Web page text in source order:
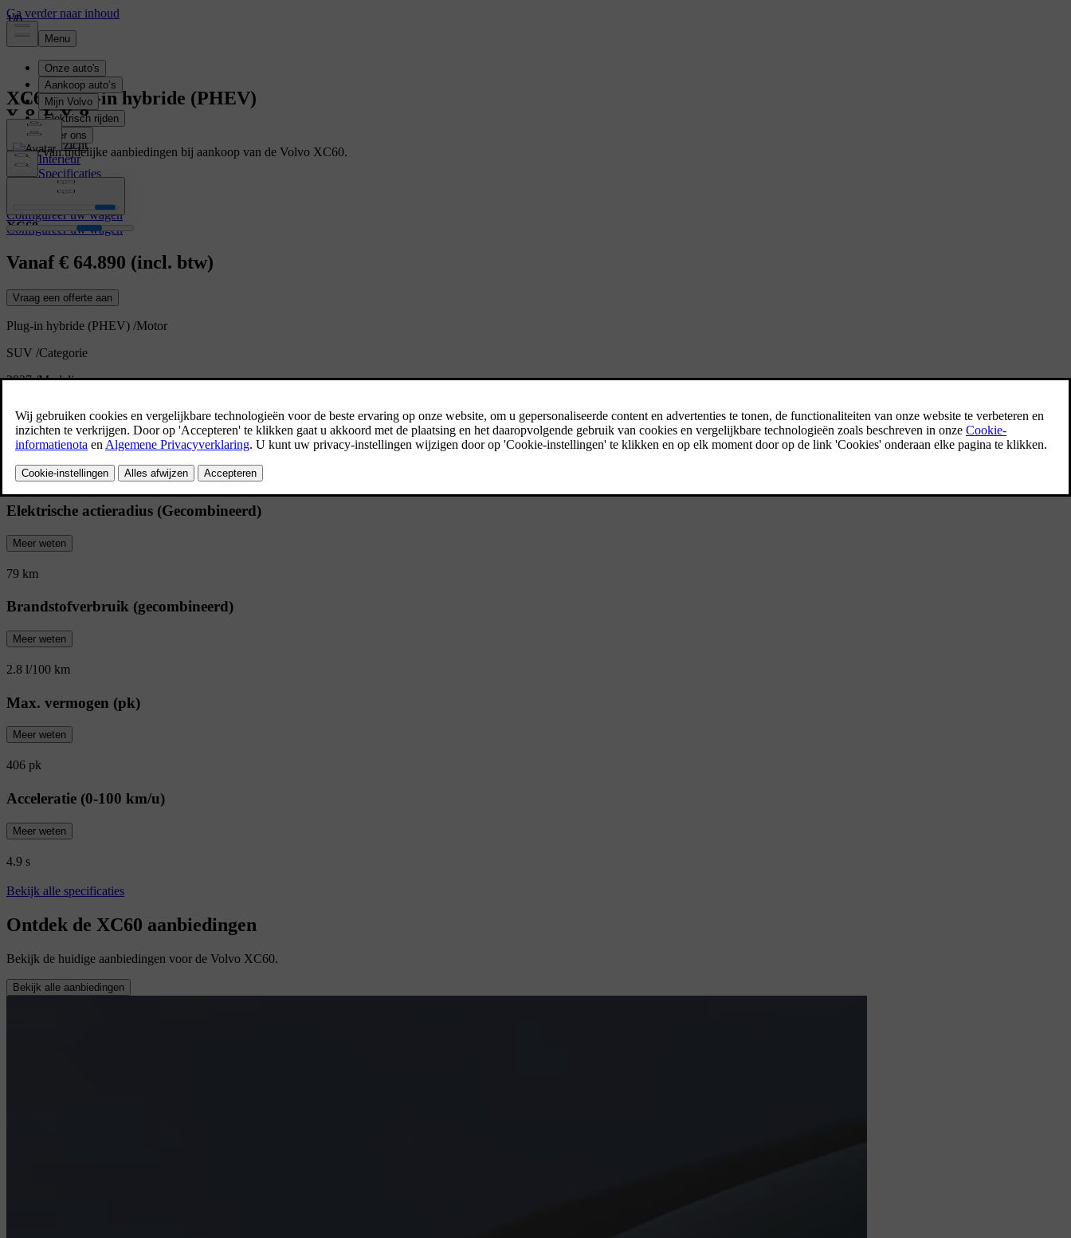
XC60 Plug-in hybride (PHEV)
Overzicht
Interieur
Specificaties
Kenmerken
Configureer uw wagen
Configureer uw wagen
Geniet van tijdelijke aanbiedingen bij aankoop van de Volvo XC60.
Meer weten
XC60
Vanaf € 64.890 (incl. btw)
Vraag een offerte aan
Plug-in hybride (PHEV) /Motor
SUV /Categorie
2027 /Modeljaar
Overzicht van de XC60
Veiligheid. Veelzijdigheid. Stijl. Een SUV die is ontworpen voor alles
wat het leven op uw pad brengt.
Elektrische actieradius (Gecombineerd)
Meer weten
79 km
Brandstofverbruik (gecombineerd)
Meer weten
2.8 l/100 km
Max. vermogen (pk)
Meer weten
406 pk
Acceleratie (0-100 km/u)
Meer weten
4.9 s
Bekijk alle specificaties
Ontdek de XC60 aanbiedingen
Bekijk de huidige aanbiedingen voor de Volvo XC60.
Bekijk alle aanbiedingen
1/0
1/0